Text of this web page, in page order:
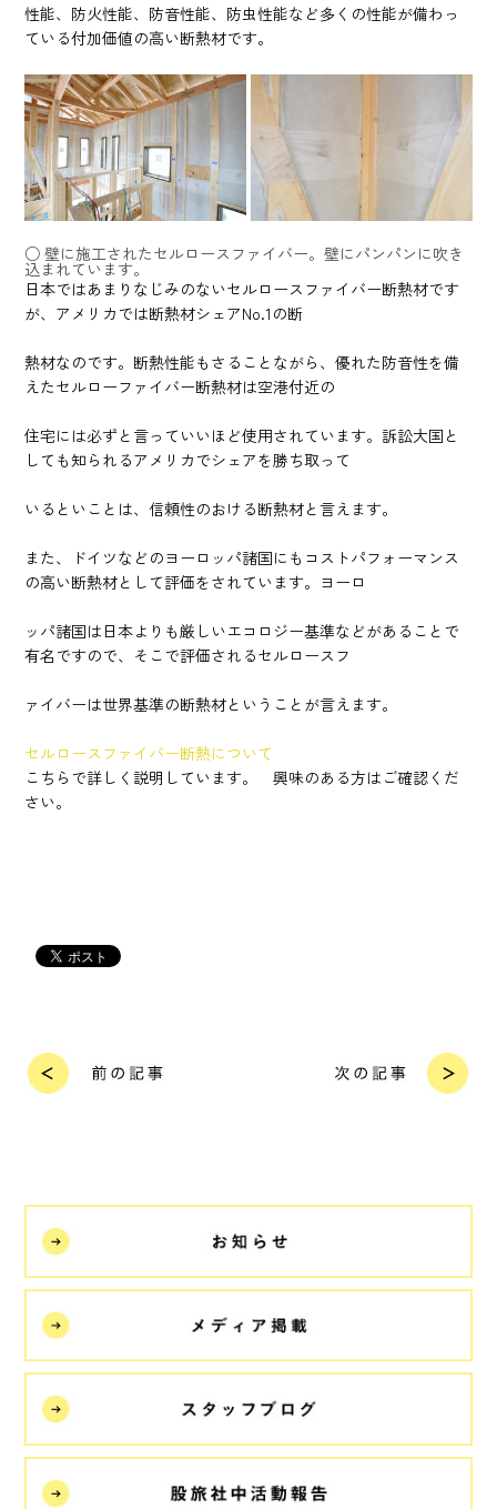
性能、防火性能、防音性能、防虫性能など多くの性能が備わっ
ている付加価値の高い断熱材です。
○ 壁に施工されたセルロースファイバー。壁にパンパンに吹き
込まれています。
日本ではあまりなじみのないセルロースファイバー断熱材です
が、アメリカでは断熱材シェアNo.1の断
熱材なのです。断熱性能もさることながら、優れた防音性を備
えたセルローファイバー断熱材は空港付近の
住宅には必ずと言っていいほど使用されています。訴訟大国と
しても知られるアメリカでシェアを勝ち取って
いるといことは、信頼性のおける断熱材と言えます。
また、ドイツなどのヨーロッパ諸国にもコストパフォーマンス
の高い断熱材として評価をされています。ヨーロ
ッパ諸国は日本よりも厳しいエコロジー基準などがあることで
有名ですので、そこで評価されるセルロースフ
ァイバーは世界基準の断熱材ということが言えます。
セルロースファイバー断熱について
こちらで詳しく説明しています。 興味のある方はご確認くだ
さい。